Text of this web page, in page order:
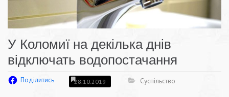
У Коломиї на декілька днів
відключать водопостачання
Поділитись 28.10.2019 Суспільство